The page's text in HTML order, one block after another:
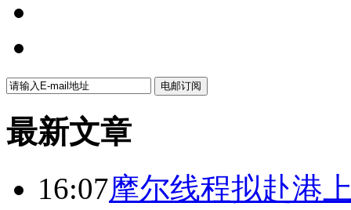
最新文章
16:07摩尔线程拟赴港